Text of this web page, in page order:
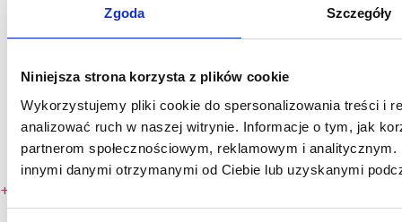
Zgoda Szczegóły
Niniejsza strona korzysta z plików cookie
Wykorzystujemy pliki cookie do spersonalizowania treści i
analizować ruch w naszej witrynie. Informacje o tym, jak
partnerom społecznościowym, reklamowym i
innymi danymi otrzymanymi od Ciebie lub uzyskanymi
+ 48 696 505 808